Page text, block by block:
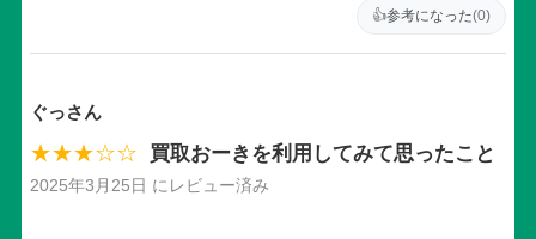
👍参考になった(0)
ぐっさん
★★★☆☆ 買取おーきを利用してみて思ったこと
2025年3月25日 にレビュー済み